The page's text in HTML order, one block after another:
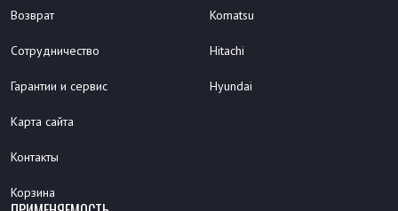
Возврат
Сотрудничество
Гарантии и сервис
Карта сайта
Контакты
Корзина
Komatsu
Hitachi
Hyundai